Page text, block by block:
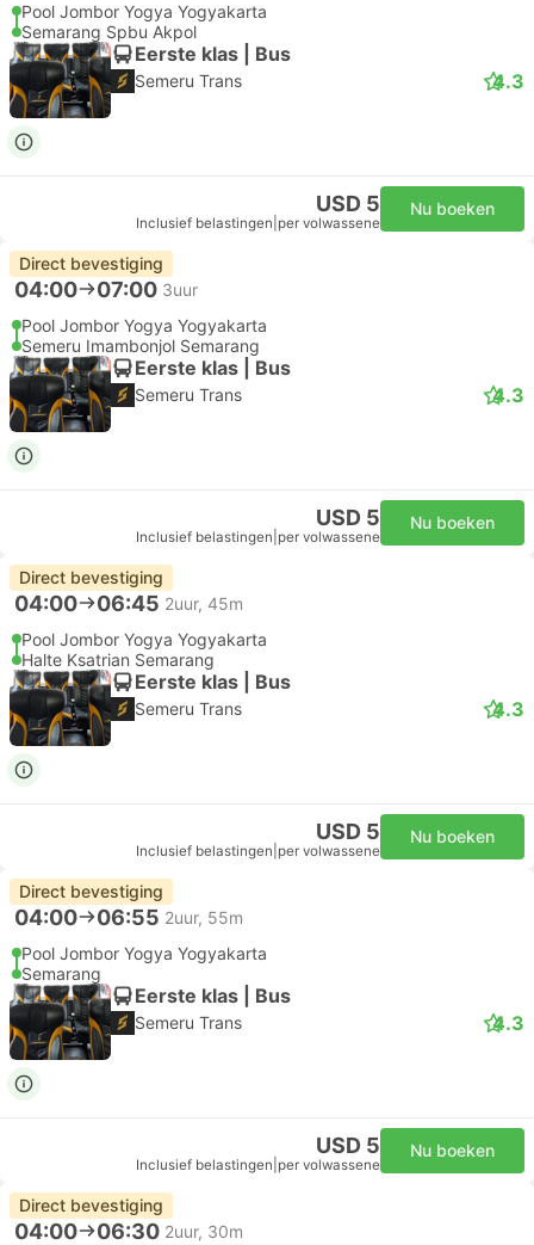
Pool Jombor Yogya Yogyakarta
Semarang Spbu Akpol
Eerste klas | Bus
Semeru Trans 4.3
USD 5
Inclusief belastingen per volwassene
Nu boeken
Direct bevestiging
04:00 07:00 3uur
Pool Jombor Yogya Yogyakarta
Semeru Imambonjol Semarang
Eerste klas | Bus
Semeru Trans 4.3
USD 5
Inclusief belastingen per volwassene
Nu boeken
Direct bevestiging
04:00 06:45 2uur, 45m
Pool Jombor Yogya Yogyakarta
Halte Ksatrian Semarang
Eerste klas | Bus
Semeru Trans 4.3
USD 5
Inclusief belastingen per volwassene
Nu boeken
Direct bevestiging
04:00 06:55 2uur, 55m
Pool Jombor Yogya Yogyakarta
Semarang
Eerste klas | Bus
Semeru Trans 4.3
USD 5
Inclusief belastingen per volwassene
Nu boeken
Direct bevestiging
04:00 06:30 2uur, 30m